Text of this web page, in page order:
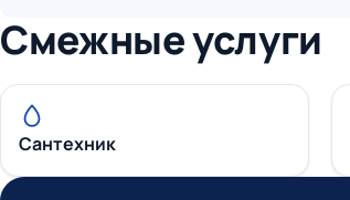
Смежные услуги
Сантехник